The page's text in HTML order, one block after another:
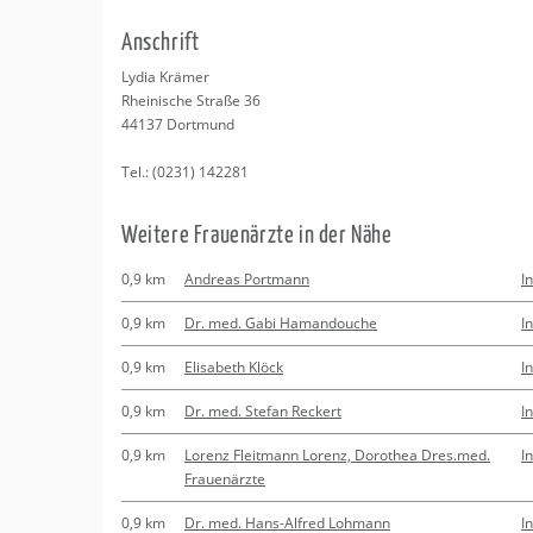
Beratung
Kurse
Regionale Tipps
An­schrift
Lydia Krä­mer
Rhei­ni­sche Stra­ße 36
44137 Dort­mund
Tel.:(0231) 142281
Wei­te­re Frau­en­ärz­te in der Nähe
0,9 km Andreas Portmann
0,9 km Dr. med. Gabi Hamandouche
0,9 km Elisabeth Klöck
0,9 km Dr. med. Stefan Reckert
0,9 km
Lorenz Fleitmann Lorenz, Dorothea Dres.med.
Frauenärzte
0,9 km Dr. med. Hans-Alfred Lohmann